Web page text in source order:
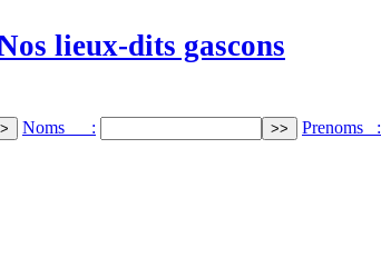
lieux-dits gascons
Noms : Prenoms :